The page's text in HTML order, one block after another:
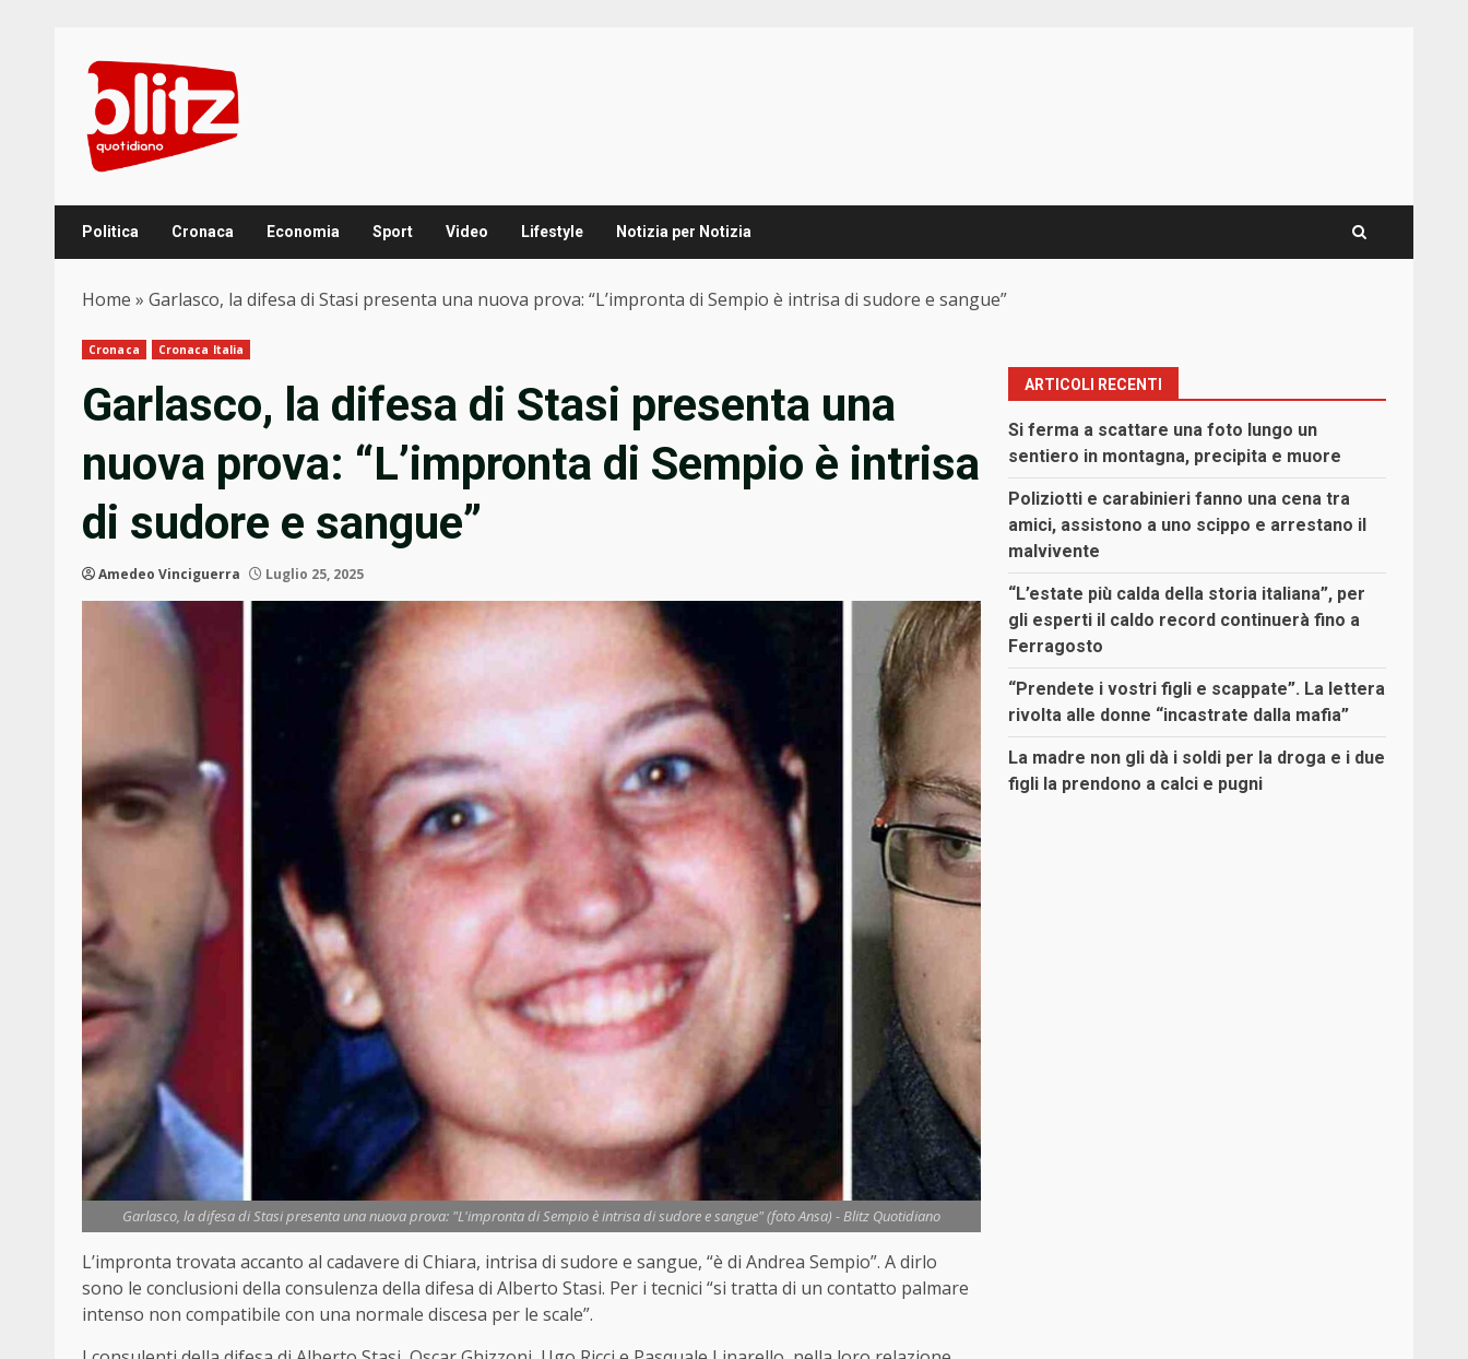
content
Politica Cronaca Economia Sport Video Lifestyle Notizia per Notizia
Home » Garlasco, la difesa di Stasi presenta una nuova prova: “L’impronta di Sempio è intrisa di sudore e sangue”
Cronaca Cronaca Italia
Garlasco, la difesa di Stasi presenta una
nuova prova: “L’impronta di Sempio è intrisa
di sudore e sangue”
Amedeo Vinciguerra Luglio 25, 2025
Garlasco, la difesa di Stasi presenta una nuova prova: "L'impronta di Sempio è intrisa di sudore e sangue" (foto Ansa) - Blitz Quotidiano
L’impronta trovata accanto al cadavere di Chiara, intrisa di sudore e sangue, “è di Andrea Sempio”. A dirlo
sono le conclusioni della consulenza della difesa di Alberto Stasi. Per i tecnici “si tratta di un contatto palmare
intenso non compatibile con una normale discesa per le scale”.
ARTICOLI RECENTI
Si ferma a scattare una foto lungo un
sentiero in montagna, precipita e muore
Poliziotti e carabinieri fanno una cena tra
amici, assistono a uno scippo e arrestano il
malvivente
“L’estate più calda della storia italiana”, per
gli esperti il caldo record continuerà fino a
Ferragosto
“Prendete i vostri figli e scappate”. La lettera
rivolta alle donne “incastrate dalla mafia”
La madre non gli dà i soldi per la droga e i due
figli la prendono a calci e pugni